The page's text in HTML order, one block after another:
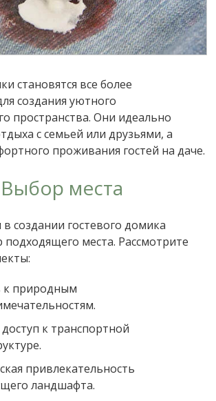
становятся все более
создания уютного
пространства. Они идеально
с семьей или друзьями, а
проживания гостей на даче.
Выбор места
создании гостевого домика
подходящего места. Рассмотрите
к природным
к транспортной
привлекательность
ландшафта.